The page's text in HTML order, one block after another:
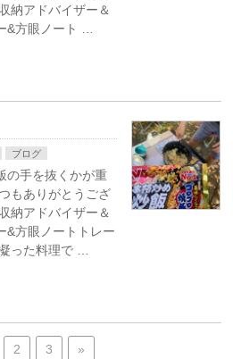
納アドバイザー＆
&方眼ノート …
ブログ
の手を抜くかが重
もありがとうござ
納アドバイザー＆
&方眼ノートトレー
った料理で …
2 3 »